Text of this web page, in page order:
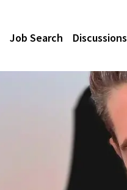
Job Search Discussions